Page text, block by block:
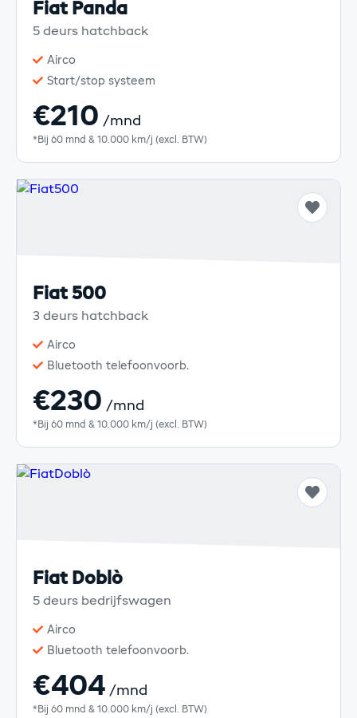
Fiat Panda
5 deurs hatchback
Airco
Start/stop systeem
€210 /mnd
*Bij 60 mnd & 10.000 km/j (excl. BTW)
Fiat 500
3 deurs hatchback
Airco
Bluetooth telefoonvoorb.
€230 /mnd
*Bij 60 mnd & 10.000 km/j (excl. BTW)
Fiat Doblò
5 deurs bedrijfswagen
Airco
Bluetooth telefoonvoorb.
€404 /mnd
*Bij 60 mnd & 10.000 km/j (excl. BTW)